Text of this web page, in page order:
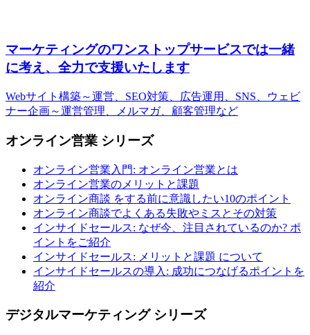
マーケティングのワンストップサービスでは一緒
に考え、全力で支援いたします
Webサイト構築～運営、SEO対策、広告運用、SNS、ウェビ
ナー企画～運営管理、メルマガ、顧客管理など
オンライン営業 シリーズ
オンライン営業入門: オンライン営業とは
オンライン営業のメリットと課題
オンライン商談 をする前に意識したい10のポイント
オンライン商談でよくある失敗やミスとその対策
インサイドセールス: なぜ今、注目されているのか? ポ
イントをご紹介
インサイドセールス: メリットと課題 について
インサイドセールスの導入: 成功につなげるポイントを
紹介
デジタルマーケティング シリーズ